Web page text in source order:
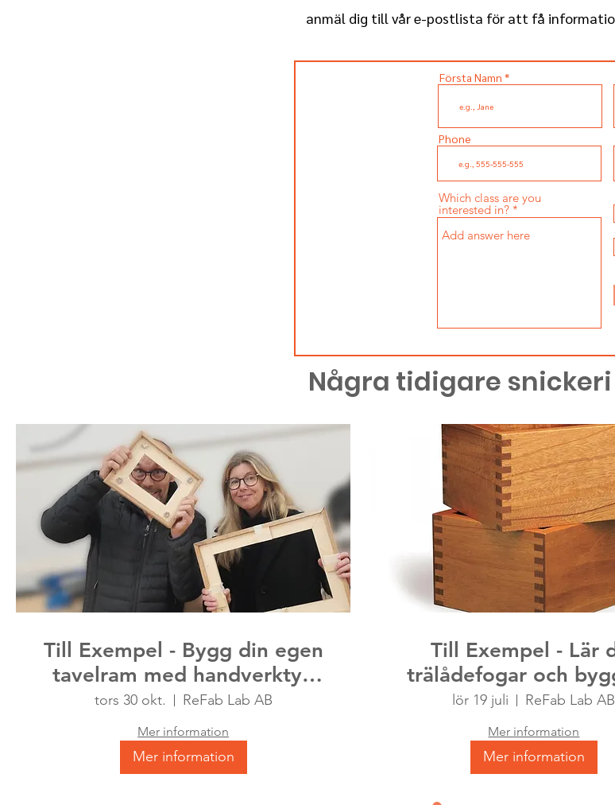
anmäl dig till vår e-postlista för att få
Första Namn
Phone
Which class are you
interested in?
Några tidigare
Till Exempel - Bygg din egen
tavelram med handverktyg
och återanvänt material
tors 30 okt. ReFab Lab AB
Mer information
Mer information
Till Exempel - Lär
trälådefogar och
egen behållare
lör 19 juli ReFab Lab AB
Mer information
Mer information